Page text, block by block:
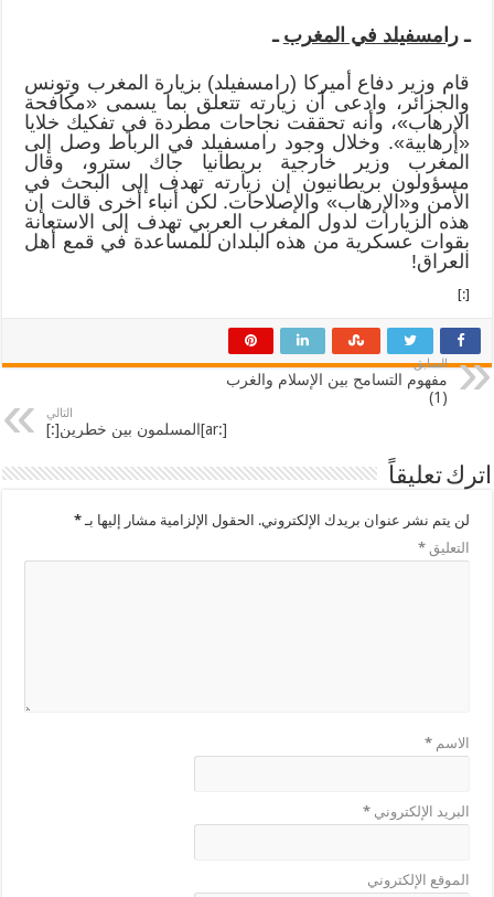
ـرامسفيلد في المغرب ـ
قام وزير دفاع أميركا (رامسفيلد) بزيارة المغرب وتونس
والجزائر، وادعى أن زيارته تتعلق بما يسمى «مكافحة
الإرهاب»، وأنه تحققت نجاحات مطردة في تفكيك خلايا
«إرهابية». وخلال وجود رامسفيلد في الرباط وصل إلى
المغرب وزير خارجية بريطانيا جاك سترو، وقال
مسؤولون بريطانيون إن زيارته تهدف إلى البحث في
الأمن و«الإرهاب» والإصلاحات. لكن أنباء أخرى قالت إن
هذه الزيارات لدول المغرب العربي تهدف إلى الاستعانة
بقوات عسكرية من هذه البلدان للمساعدة في قمع أهل
العراق!
[:]
السابق
مفهوم التسامح بين الإسلام والغرب
(1)
التالي
[:ar]المسلمون بين خطرين[:]
اترك تعليقاً
لن يتم نشر عنوان بريدك الإلكتروني. الحقول الإلزامية مشار إليها بـ*
التعليق*
الاسم*
البريد الإلكتروني*
الموقع الإلكتروني